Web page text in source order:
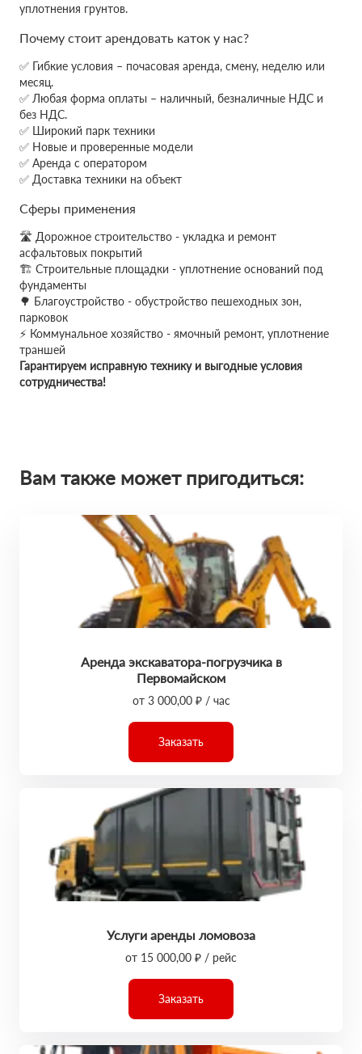
уплотнения грунтов.
Почему стоит арендовать каток у нас?
✅ Гибкие условия – почасовая аренда, смену, неделю или
месяц.
✅ Любая форма оплаты – наличный, безналичные НДС и
без НДС.
✅ Широкий парк техники
✅ Новые и проверенные модели
✅ Аренда с оператором
✅ Доставка техники на объект
Сферы применения
🛣 Дорожное строительство - укладка и ремонт
асфальтовых покрытий
🏗 Строительные площадки - уплотнение оснований под
фундаменты
🌳 Благоустройство - обустройство пешеходных зон,
парковок
⚡ Коммунальное хозяйство - ямочный ремонт, уплотнение
траншей
Гарантируем исправную технику и выгодные условия
сотрудничества!
Вам также может пригодиться:
Аренда экскаватора-погрузчика в
Первомайском
от 3 000,00 ₽ / час
Заказать
Услуги аренды ломовоза
от 15 000,00 ₽ / рейс
Заказать